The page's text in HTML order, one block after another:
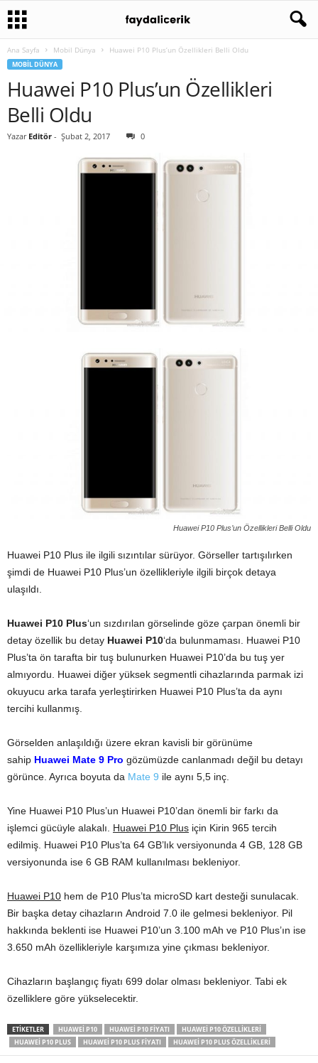
Ana Sayfa Mobil Dünya Huawei P10 Plus’un Özellikleri Belli Oldu
MOBIL DÜNYA
Huawei P10 Plus’un Özellikleri
Belli Oldu
Yazar Editör - Şubat 2, 2017 0
Huawei P10 Plus’un Özellikleri Belli Oldu
Huawei P10 Plus ile ilgili sızıntılar sürüyor. Görseller tartışılırken
şimdi de Huawei P10 Plus’un özellikleriyle ilgili birçok detaya
ulaşıldı.
Huawei P10 Plus‘un sızdırılan görselinde göze çarpan önemli bir
detay özellik bu detay Huawei P10‘da bulunmaması. Huawei P10
Plus’ta ön tarafta bir tuş bulunurken Huawei P10’da bu tuş yer
almıyordu. Huawei diğer yüksek segmentli cihazlarında parmak izi
okuyucu arka tarafa yerleştirirken Huawei P10 Plus’ta da aynı
tercihi kullanmış.
Görselden anlaşıldığı üzere ekran kavisli bir görünüme
sahip Huawei Mate 9 Pro gözümüzde canlanmadı değil bu detayı
görünce. Ayrıca boyuta da Mate 9 ile aynı 5,5 inç.
Yine Huawei P10 Plus’un Huawei P10’dan önemli bir farkı da
işlemci gücüyle alakalı. Huawei P10 Plus için Kirin 965 tercih
edilmiş. Huawei P10 Plus’ta 64 GB’lık versiyonunda 4 GB, 128 GB
versiyonunda ise 6 GB RAM kullanılması bekleniyor.
Huawei P10 hem de P10 Plus’ta microSD kart desteği sunulacak.
Bir başka detay cihazların Android 7.0 ile gelmesi bekleniyor. Pil
hakkında beklenti ise Huawei P10’un 3.100 mAh ve P10 Plus’ın ise
3.650 mAh özellikleriyle karşımıza yine çıkması bekleniyor.
Cihazların başlangıç fiyatı 699 dolar olması bekleniyor. Tabi ek
özelliklere göre yükselecektir.
ETIKETLER HUAWEI P10 HUAWEI P10 FIYATI
HUAWEI P10 ÖZELLIKLERI
HUAWEI P10 PLUS
HUAWEI P10 PLUS FIYATI HUAWEI P10 PLUS ÖZELLIKLERI